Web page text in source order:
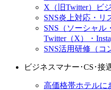
X（旧Twitter）ビ
SNS炎上対応・リ
SNS（ソーシャ
Twitter（X）・
SNS活用研修（コ
ビジネスマナー･CS･接
高価格帯ホテルに